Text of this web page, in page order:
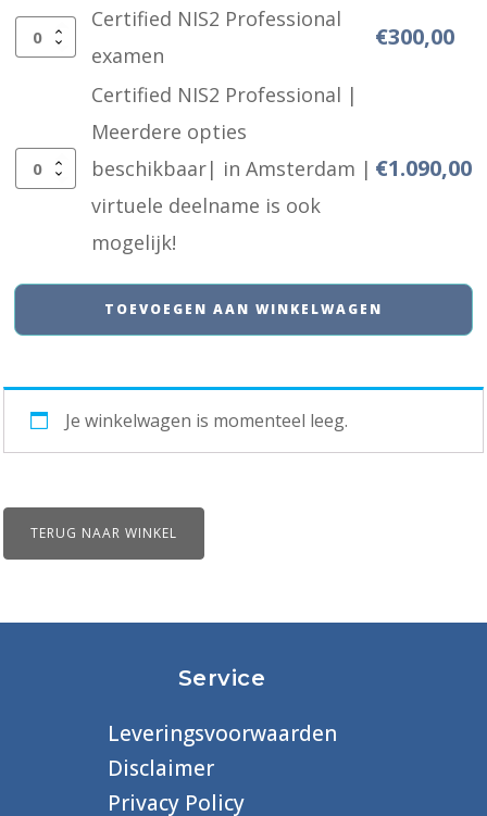
training,
vervalt
deelname
Certified
examen
aantal
Certified NIS2 Professional
examen
€300,00
Certified
Professional
|
Meerdere
beschikbaar|
in
|
virtuele
is
Certified NIS2 Professional |
Meerdere opties
beschikbaar| in Amsterdam |
virtuele deelname is ook
mogelijk!
€1.090,00
TOEVOEGEN AAN WINKELWAGEN
Je winkelwagen is momenteel leeg.
TERUG NAAR WINKEL
Service
Leveringsvoorwaarden
Disclaimer
Privacy Policy